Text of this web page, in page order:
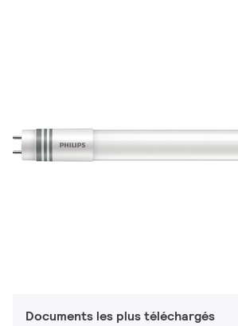
Documents les plus téléchargés